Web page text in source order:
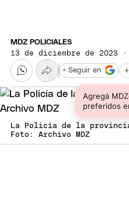
MDZ POLICIALES
13 de diciembre de 2023
+
Agregá
preferidos
+ Seguir en
La Policía de la
Foto: Archivo MDZ